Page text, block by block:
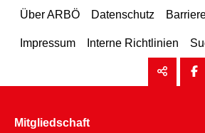
Über ARBÖ Datenschutz
Impressum Interne Richtlinien
Mitgliedschaft